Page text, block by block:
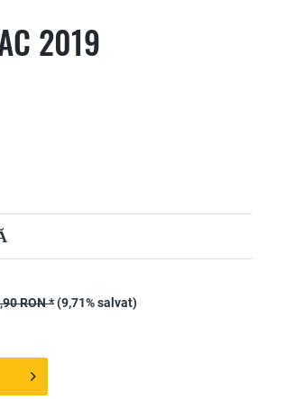
2019
RON *(9,71% salvat)